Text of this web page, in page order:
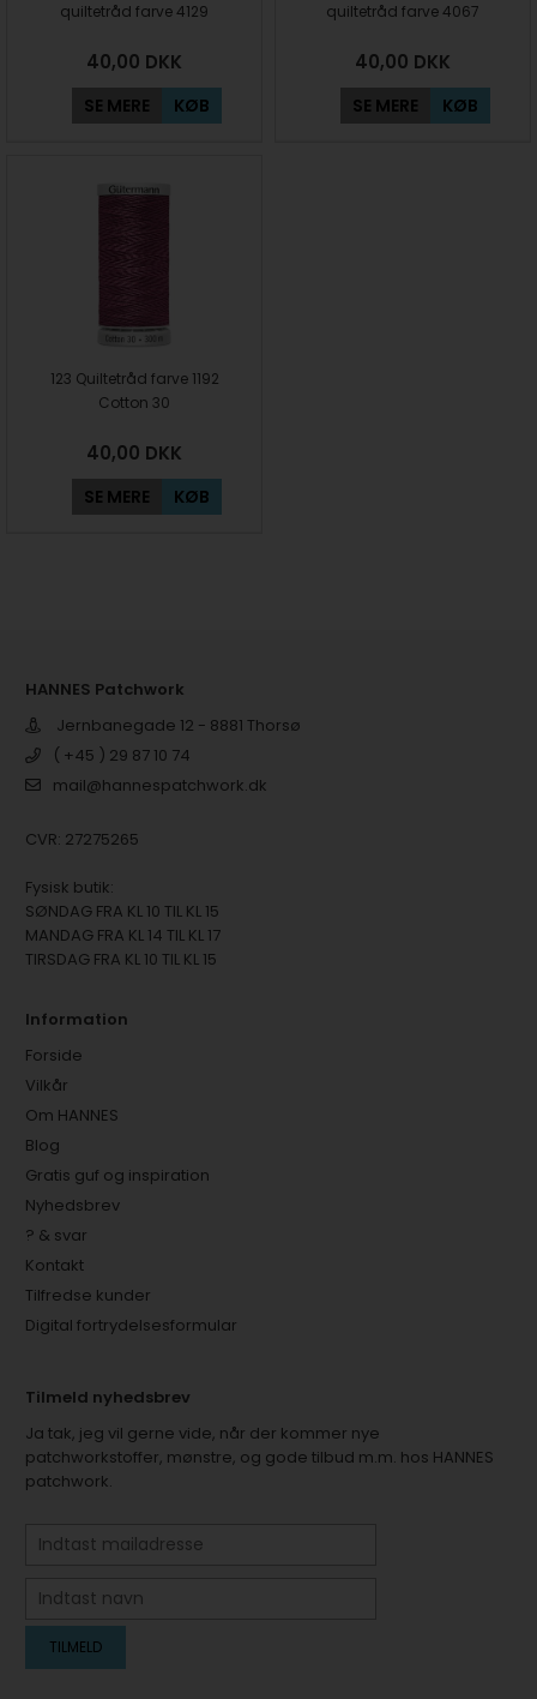
quiltetråd farve 4129
40,00 DKK
SE MERE KØB
quiltetråd farve 4067
40,00 DKK
SE MERE KØB
123 Quiltetråd farve 1192
Cotton 30
40,00 DKK
SE MERE KØB
HANNES Patchwork
Jernbanegade 12 - 8881 Thorsø
( +45 ) 29 87 10 74
mail@hannespatchwork.dk
CVR: 27275265
Fysisk butik:
SØNDAG FRA KL 10 TIL KL 15
MANDAG FRA KL 14 TIL KL 17
TIRSDAG FRA KL 10 TIL KL 15
Information
Forside
Vilkår
Om HANNES
Blog
Gratis guf og inspiration
Nyhedsbrev
? & svar
Kontakt
Tilfredse kunder
Digital fortrydelsesformular
Tilmeld nyhedsbrev
Ja tak, jeg vil gerne vide, når der kommer nye
patchworkstoffer, mønstre, og gode tilbud m.m. hos HANNES
patchwork.